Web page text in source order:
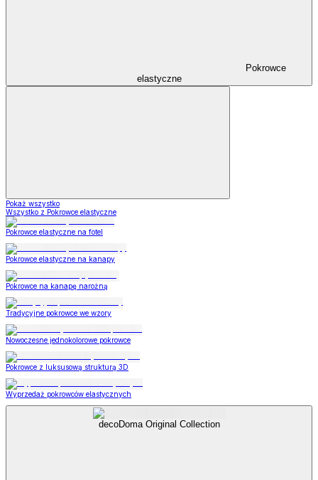
Pokrowce
elastyczne
Pokaż wszystko
Wszystko z Pokrowce elastyczne
Pokrowce elastyczne na fotel
Pokrowce elastyczne na kanapy
Pokrowce na kanapę narożną
Tradycyjne pokrowce we wzory
Nowoczesne jednokolorowe pokrowce
Pokrowce z luksusową strukturą 3D
Wyprzedaż pokrowców elastycznych
decoDoma Original Collection